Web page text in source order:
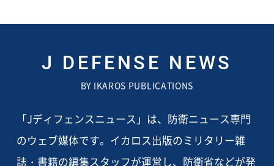
J DEFENSE NEWS
BY IKAROS PUBLICATIONS
「Jディフェンスニュース」は、防衛ニュース専門
のウェブ媒体です。イカロス出版のミリタリー雑
誌・書籍の編集スタッフが運営し、防衛省などが発